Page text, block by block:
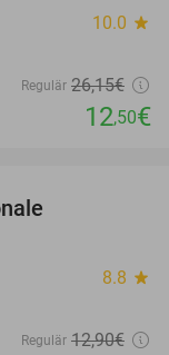
10.0 star
Regulär 26,15€
12,50€
8.8 star
Regulär 12,90€